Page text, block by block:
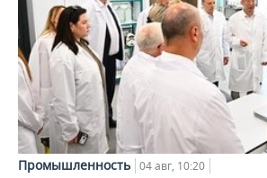
Промышленность 04 авг, 10:20